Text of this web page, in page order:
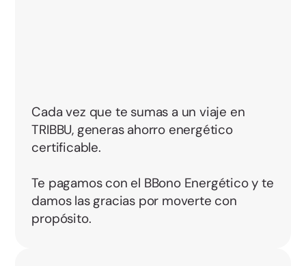
Cada vez que te sumas a un viaje en
TRIBBU, generas ahorro energético
certificable.
Te pagamos con el BBono Energético y te
damos las gracias por moverte con
propósito.